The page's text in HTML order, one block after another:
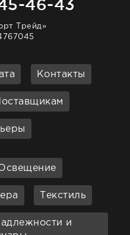
46-43
Трейд»
Контакты
Текстиль
и